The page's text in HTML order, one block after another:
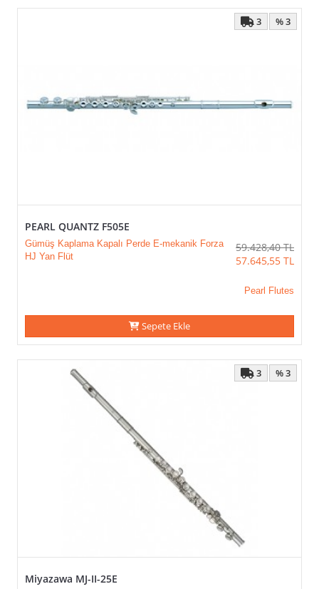
% 3
3
PEARL QUANTZ F505E
Gümüş Kaplama Kapalı Perde E-mekanik Forza
HJ Yan Flüt
59.428,40 TL
57.645,55 TL
Pearl Flutes
Sepete Ekle
% 3
3
Miyazawa MJ-II-25E